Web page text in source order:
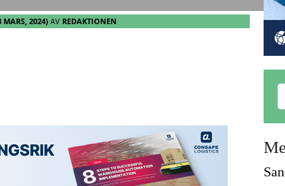
MARS, 2024)AV REDAKTIONEN